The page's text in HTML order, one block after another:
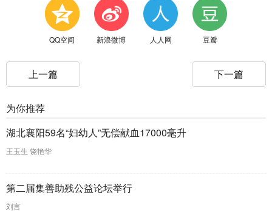
QQ空间 新浪微博 人人网 豆瓣
上一篇 下一篇
为你推荐
湖北襄阳59名“妇幼人”无偿献血17000毫升
王玉生 饶艳华
第二届集善助残公益论坛举行
刘言